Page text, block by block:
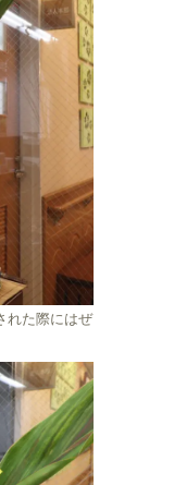
れた際にはぜ